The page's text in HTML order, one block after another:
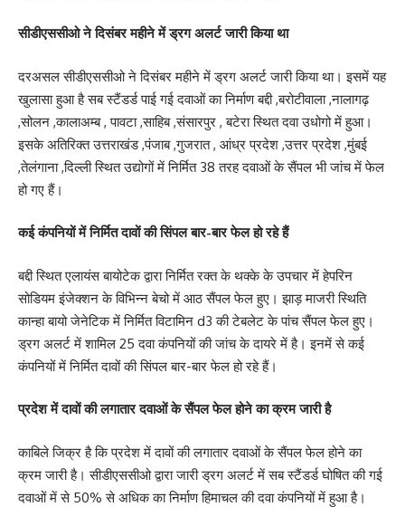
सीडीएससीओ ने दिसंबर महीने में ड्रग अलर्ट जारी किया था
दरअसल सीडीएससीओ ने दिसंबर महीने में ड्रग अलर्ट जारी किया था। इसमें यह
खुलासा हुआ है सब स्टैंडर्ड पाई गई दवाओं का निर्माण बद्दी ,बरोटीवाला ,नालागढ़
,सोलन ,कालाअम्ब , पावटा ,साहिब ,संसारपुर , बटेरा स्थित दवा उधोगो में हुआ।
इसके अतिरिक्त उत्तराखंड ,पंजाब ,गुजरात , आंध्र प्रदेश ,उत्तर प्रदेश ,मुंबई
,तेलंगाना ,दिल्ली स्थित उद्योगों में निर्मित 38 तरह दवाओं के सैंपल भी जांच में फेल
हो गए हैं।
कई कंपनियों में निर्मित दावों की सिंपल बार-बार फेल हो रहे हैं
बद्दी स्थित एलायंस बायोटेक द्वारा निर्मित रक्त के थक्के के उपचार में हेपरिन
सोडियम इंजेक्शन के विभिन्न बेचो में आठ सैंपल फेल हुए। झाड़ माजरी स्थिति
कान्हा बायो जेनेटिक में निर्मित विटामिन d3 की टेबलेट के पांच सैंपल फेल हुए।
ड्रग अलर्ट में शामिल 25 दवा कंपनियों की जांच के दायरे में है। इनमें से कई
कंपनियों में निर्मित दावों की सिंपल बार-बार फेल हो रहे हैं।
प्रदेश में दावों की लगातार दवाओं के सैंपल फेल होने का क्रम जारी है
काबिले जिक्र है कि प्रदेश में दावों की लगातार दवाओं के सैंपल फेल होने का
क्रम जारी है। सीडीएससीओ द्वारा जारी ड्रग अलर्ट में सब स्टैंडर्ड घोषित की गई
दवाओं में से 50% से अधिक का निर्माण हिमाचल की दवा कंपनियों में हुआ है।